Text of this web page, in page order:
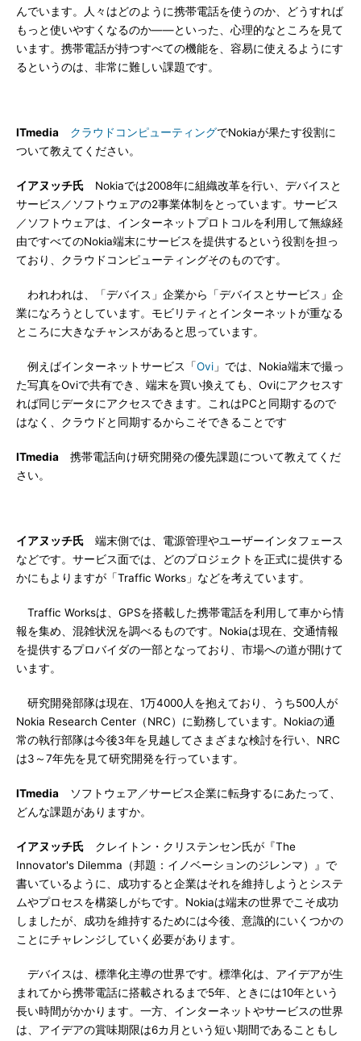
んでいます。人々はどのように携帯電話を使うのか、どうすれば
もっと使いやすくなるのか――といった、心理的なところを見て
います。携帯電話が持つすべての機能を、容易に使えるようにす
るというのは、非常に難しい課題です。
ITmedia クラウドコンピューティングでNokiaが果たす役割に
ついて教えてください。
イアヌッチ氏 Nokiaでは2008年に組織改革を行い、デバイスと
サービス／ソフトウェアの2事業体制をとっています。サービス
／ソフトウェアは、インターネットプロトコルを利用して無線経
由ですべてのNokia端末にサービスを提供するという役割を担っ
ており、クラウドコンピューティングそのものです。
われわれは、「デバイス」企業から「デバイスとサービス」企
業になろうとしています。モビリティとインターネットが重なる
ところに大きなチャンスがあると思っています。
例えばインターネットサービス「Ovi 」では、Nokia端末で撮っ
た写真をOviで共有でき、端末を買い換えても、Oviにアクセスす
れば同じデータにアクセスできます。これはPCと同期するので
はなく、クラウドと同期するからこそできることです
ITmedia 携帯電話向け研究開発の優先課題について教えてくだ
さい。
イアヌッチ氏 端末側では、電源管理やユーザーインタフェース
などです。サービス面では、どのプロジェクトを正式に提供する
かにもよりますが「Traffic Works」などを考えています。
Traffic Worksは、GPSを搭載した携帯電話を利用して車から情
報を集め、混雑状況を調べるものです。Nokiaは現在、交通情報
を提供するプロバイダの一部となっており、市場への道が開けて
います。
研究開発部隊は現在、1万4000人を抱えており、うち500人が
Nokia Research Center（NRC）に勤務しています。Nokiaの通
常の執行部隊は今後3年を見越してさまざまな検討を行い、NRC
は3～7年先を見て研究開発を行っています。
ITmedia ソフトウェア／サービス企業に転身するにあたって、
どんな課題がありますか。
イアヌッチ氏 クレイトン・クリステンセン氏が『The
Innovator's Dilemma（邦題：イノベーションのジレンマ）』で
書いているように、成功すると企業はそれを維持しようとシステ
ムやプロセスを構築しがちです。Nokiaは端末の世界でこそ成功
しましたが、成功を維持するためには今後、意識的にいくつかの
ことにチャレンジしていく必要があります。
デバイスは、標準化主導の世界です。標準化は、アイデアが生
まれてから携帯電話に搭載されるまで5年、ときには10年という
長い時間がかかります。一方、インターネットやサービスの世界
は、アイデアの賞味期限は6カ月という短い期間であることもし